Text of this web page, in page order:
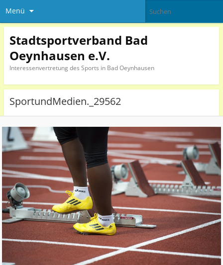
Menü
Stadtsportverband Bad
Oeynhausen e.V.
Interessenvertretung des Sports in Bad Oeynhausen
SportundMedien._29562